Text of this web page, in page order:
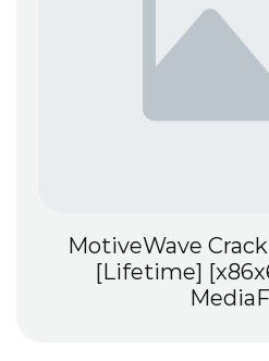
MotiveWave
[Lifetime]